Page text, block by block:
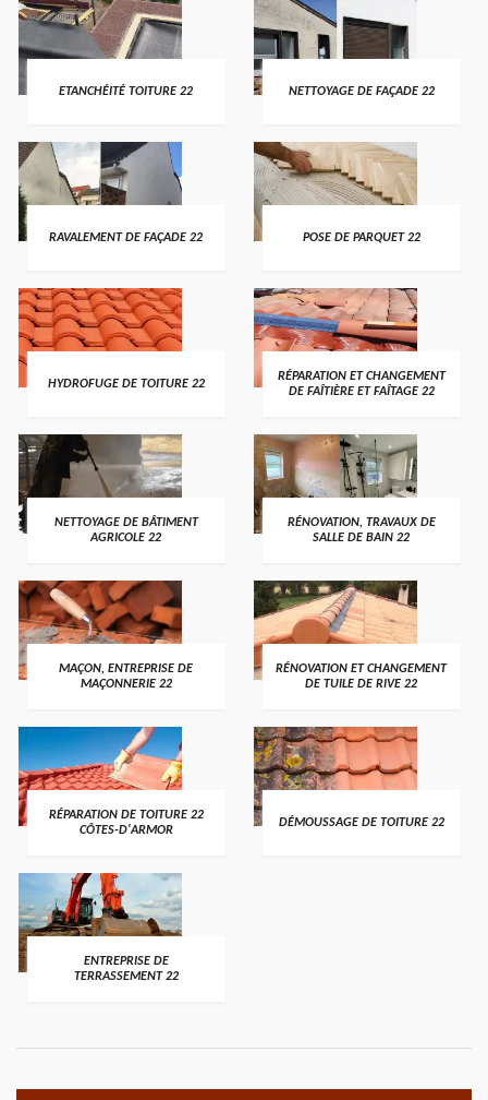
ETANCHÉITÉ TOITURE 22 NETTOYAGE DE FAÇADE 22
RAVALEMENT DE FAÇADE 22 POSE DE PARQUET 22
HYDROFUGE DE TOITURE 22
RÉPARATION ET CHANGEMENT
DE FAÎTIÈRE ET FAÎTAGE 22
NETTOYAGE DE BÂTIMENT
AGRICOLE 22
RÉNOVATION, TRAVAUX DE
SALLE DE BAIN 22
MAÇON, ENTREPRISE DE
MAÇONNERIE 22
RÉNOVATION ET CHANGEMENT
DE TUILE DE RIVE 22
RÉPARATION DE TOITURE 22
CÔTES-D'ARMOR
DÉMOUSSAGE DE TOITURE 22
ENTREPRISE DE
TERRASSEMENT 22